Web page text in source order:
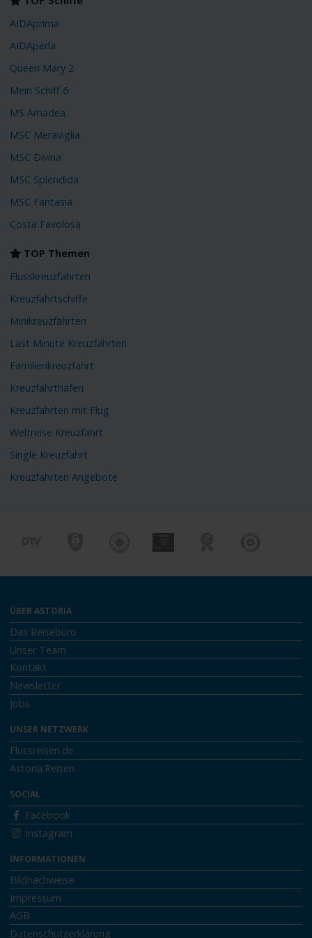
AIDAprima
AIDAperla
Queen Mary 2
Mein Schiff 6
MS Amadea
MSC Meraviglia
MSC Divina
MSC Splendida
MSC Fantasia
Costa Favolosa
TOP Themen
Flusskreuzfahrten
Kreuzfahrtschiffe
Minikreuzfahrten
Last Minute Kreuzfahrten
Familienkreuzfahrt
Kreuzfahrthäfen
Kreuzfahrten mit Flug
Weltreise Kreuzfahrt
Single Kreuzfahrt
Kreuzfahrten Angebote
ÜBER ASTORIA
Das Reisebüro
Unser Team
Kontakt
Newsletter
Jobs
UNSER NETZWERK
Flussreisen.de
Astoria.Reisen
SOCIAL
Facebook
Instagram
INFORMATIONEN
Bildnachweise
Impressum
AGB
Datenschutzerklärung